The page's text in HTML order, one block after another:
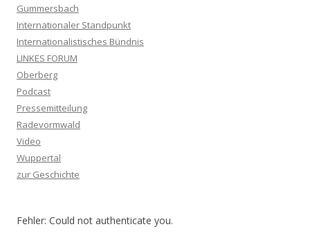
Gummersbach
Internationaler Standpunkt
Internationalistisches Bündnis
LINKES FORUM
Oberberg
Podcast
Pressemitteilung
Radevormwald
Video
Wuppertal
zur Geschichte
Fehler: Could not authenticate you.